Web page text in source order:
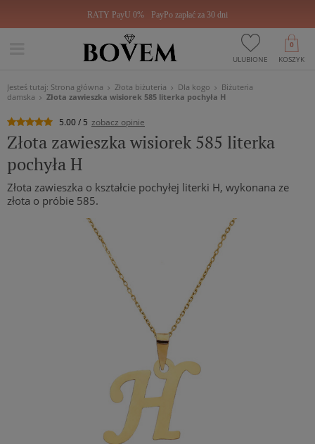
RATY PayU 0% PayPo zapłać za 30 dni
ULUBIONE KOSZYK
0
Jesteś tutaj: Strona główna Złota biżuteria Dla kogo
Biżuteria
damska
Złota zawieszka wisiorek 585 literka pochyła H
5.00 / 5 zobacz opinie
Złota zawieszka wisiorek 585 literka
pochyła H
Złota zawieszka o kształcie pochyłej literki H, wykonana ze
złota o próbie 585.